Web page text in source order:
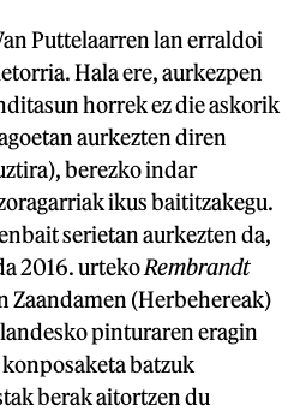
Puttelaarren lan erraldoi
Hala ere, aurkezpen
horrek ez die askorik
aurkezten diren
berezko indar
ikus baititzakegu.
serietan aurkezten da,
2016. urtekoRembrandt
Zaandamen (Herbehereak)
pinturaren eragin
batzuk
berak aitortzen du